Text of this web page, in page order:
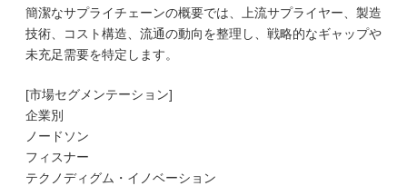
簡潔なサプライチェーンの概要では、上流サプライヤー、製造
技術、コスト構造、流通の動向を整理し、戦略的なギャップや
未充足需要を特定します。
[市場セグメンテーション]
企業別
ノードソン
フィスナー
テクノディグム・イノベーション